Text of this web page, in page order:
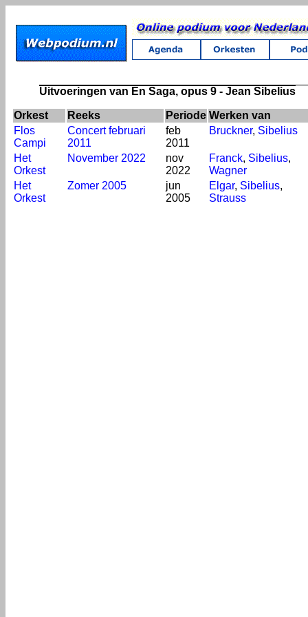
Uitvoeringen van En Saga, opus 9 - Jean Sibelius
Orkest Reeks Periode Werken van
Flos
Campi
Concert februari
2011
feb
2011
Bruckner, Sibelius
Het
Orkest
November 2022
nov
2022
Franck, Sibelius,
Wagner
Het
Orkest
Zomer 2005
jun
2005
Elgar, Sibelius,
Strauss